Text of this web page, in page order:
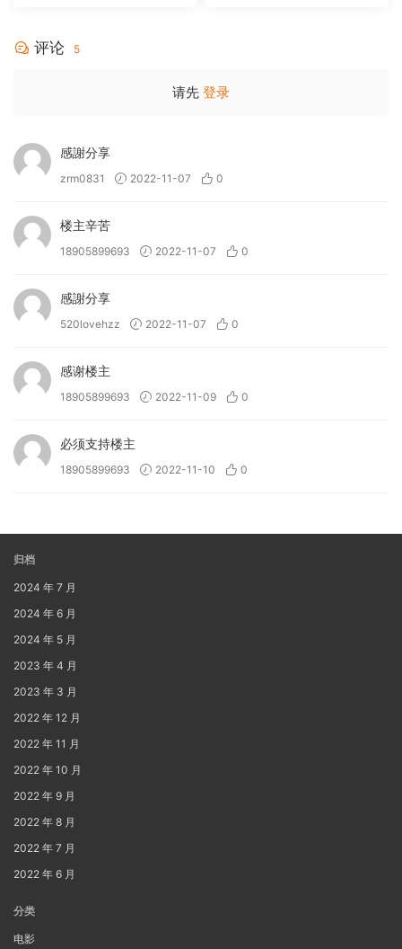
评论 5
请先 登录
感謝分享
zrm0831 2022-11-07 0
楼主辛苦
18905899693 2022-11-07 0
感謝分享
520lovehzz 2022-11-07 0
感谢楼主
18905899693 2022-11-09 0
必须支持楼主
18905899693 2022-11-10 0
归档
2024 年 7 月
2024 年 6 月
2024 年 5 月
2023 年 4 月
2023 年 3 月
2022 年 12 月
2022 年 11 月
2022 年 10 月
2022 年 9 月
2022 年 8 月
2022 年 7 月
2022 年 6 月
分类
电影